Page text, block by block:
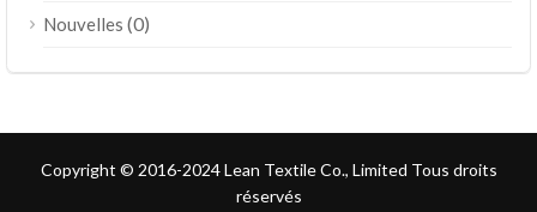
Nouvelles (0)
Copyright © 2016-2024 Lean Textile Co., Limited Tous droits
réservés